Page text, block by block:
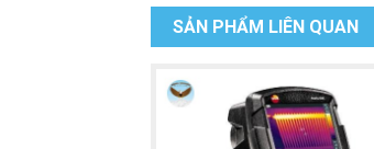
Đo nhiệt độ từ xa:Đo
Độ chính xác cao:Đo
Màn hình LCD rõ
Đèn pin:Giúp người
SẢN PHẨM LIÊN QUAN